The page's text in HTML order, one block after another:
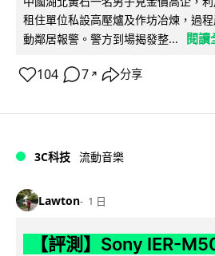
租住單位私設高壓爐及作坊冶煉，過
動鄰居報警。警方到場揭發整...
閱讀
104 7 ↗ 分享
3C科技 流動音樂
Lawton 1 日
【評測】Sony IER-